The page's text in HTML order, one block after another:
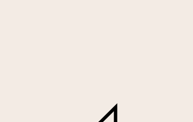
Contrôle des travaux